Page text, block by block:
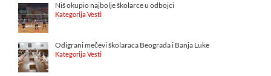
Niš okupio najbolje školarce u odbojci
Kategorija Vesti
Odigrani mečevi školaraca Beograda i Banja Luke
Kategorija Vesti